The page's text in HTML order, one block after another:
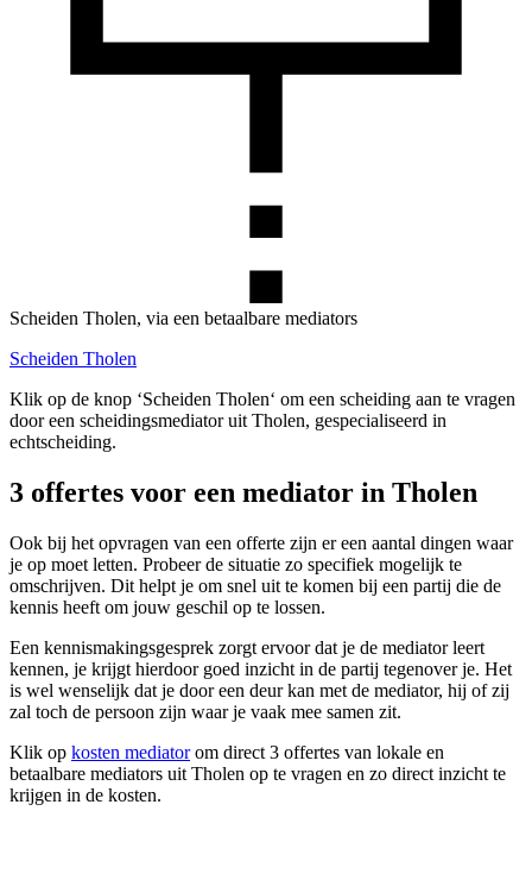
Scheiden Tholen, via een betaalbare mediators
Scheiden Tholen
Klik op de knop ‘Scheiden Tholen‘ om een scheiding aan te vragen
door een scheidingsmediator uit Tholen, gespecialiseerd in
echtscheiding.
3 offertes voor een mediator in Tholen
Ook bij het opvragen van een offerte zijn er een aantal dingen waar
je op moet letten. Probeer de situatie zo specifiek mogelijk te
omschrijven. Dit helpt je om snel uit te komen bij een partij die de
kennis heeft om jouw geschil op te lossen.
Een kennismakingsgesprek zorgt ervoor dat je de mediator leert
kennen, je krijgt hierdoor goed inzicht in de partij tegenover je. Het
is wel wenselijk dat je door een deur kan met de mediator, hij of zij
zal toch de persoon zijn waar je vaak mee samen zit.
Klik op kosten mediatorom direct 3 offertes van lokale en
betaalbare mediators uit Tholen op te vragen en zo direct inzicht te
krijgen in de kosten.